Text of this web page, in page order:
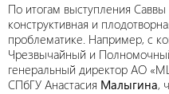
По итогам выступления Саввы
конструктивная и
проблематике. Например, с
Чрезвычайный и
генеральный директор АО
СПбГУ Анастасия Малыгина,